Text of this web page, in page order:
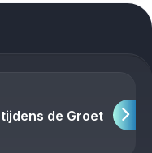
de Groet